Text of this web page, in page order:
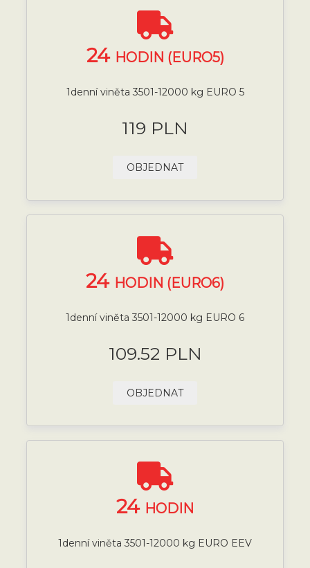
24 HODIN (EURO5)
1denní viněta 3501-12000 kg EURO 5
119 PLN
OBJEDNAT
24 HODIN (EURO6)
1denní viněta 3501-12000 kg EURO 6
109.52 PLN
OBJEDNAT
24 HODIN
1denní viněta 3501-12000 kg EURO EEV